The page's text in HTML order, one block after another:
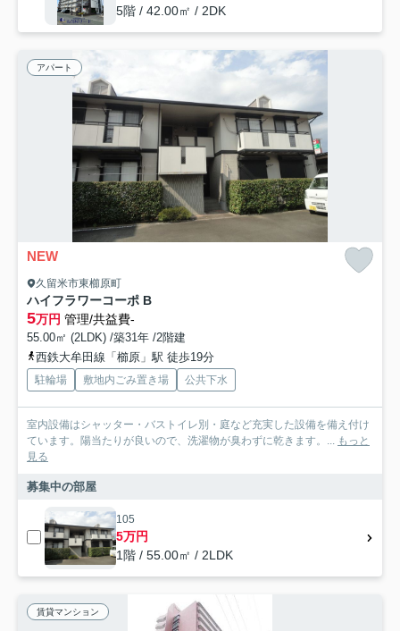
5階 / 42.00㎡ / 2DK
アパート
NEW
久留米市東櫛原町
ハイフラワーコーポ B
5万円 管理/共益費-
55.00㎡ (2LDK) /築31年 /2階建
西鉄大牟田線「櫛原」駅 徒歩19分
駐輪場 敷地内ごみ置き場 公共下水
室内設備はシャッター・バストイレ別・庭など充実した設備を備え付け
ています。陽当たりが良いので、洗濯物が臭わずに乾きます。... もっと
見る
募集中の部屋
105
5万円
1階 / 55.00㎡ / 2LDK
賃貸マンション